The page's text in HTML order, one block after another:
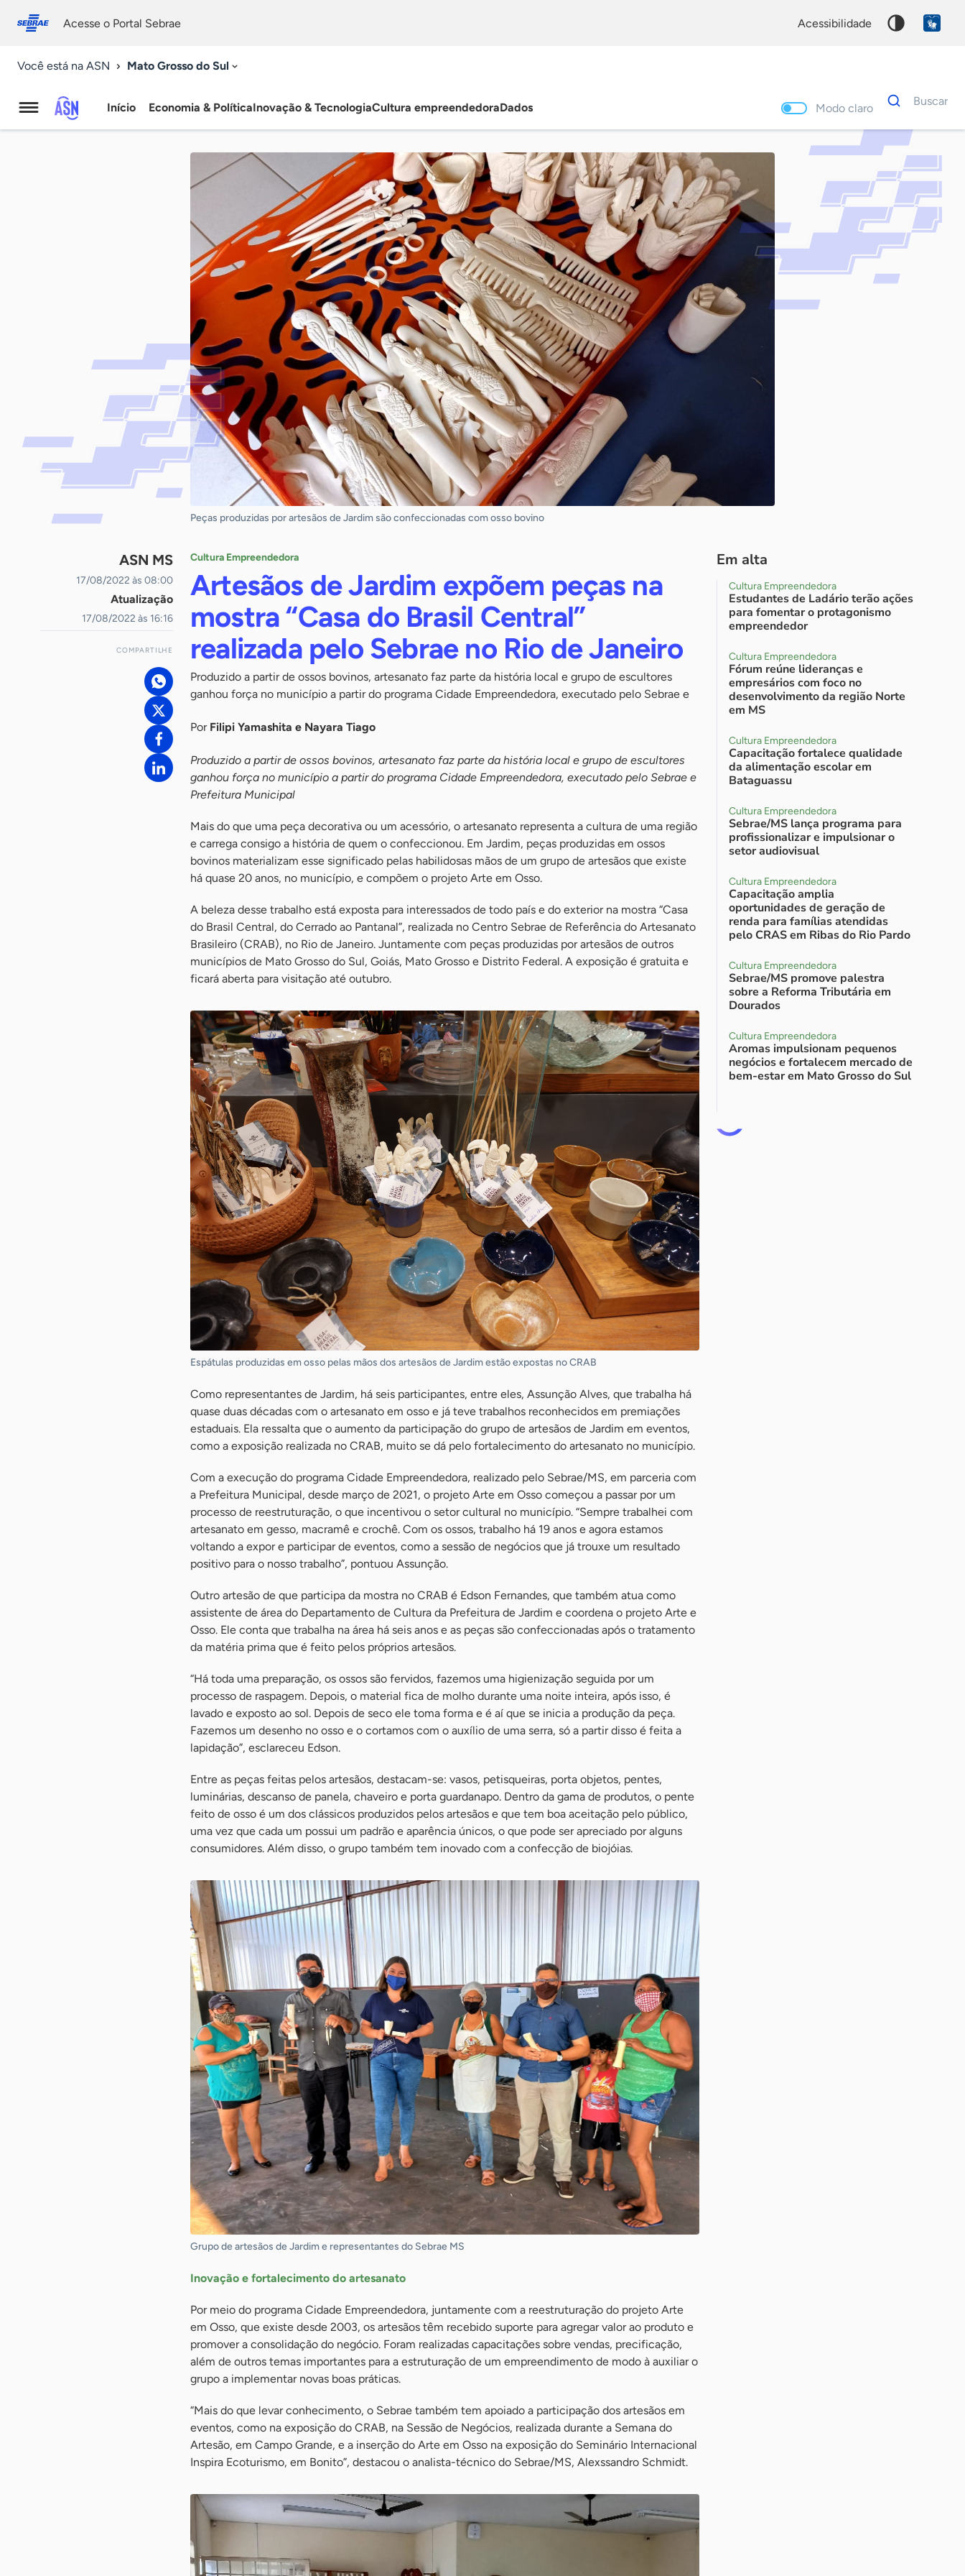
conosco
Acesse o Portal Sebrae acessibilidade
Você está na ASN Mato Grosso do Sul
Agência
Início Economia & PolíticaInovação & TecnologiaCultura empreendedoraDados Modo claro
Dados
para
Buscar
Palavra
chave
Peças produzidas por artesãos de Jardim são confeccionadas com osso bovino
ASN MS
17/08/2022 às 08:00
Atualização
17/08/2022 às 16:16
COMPARTILHE
Cultura Empreendedora
Artesãos de Jardim expõem peças na
mostra “Casa do Brasil Central”
realizada pelo Sebrae no Rio de Janeiro
Produzido a partir de ossos bovinos, artesanato faz parte da história local e grupo de escultores
ganhou força no município a partir do programa Cidade Empreendedora, executado pelo Sebrae e
Por Filipi Yamashita e Nayara Tiago
Produzido a partir de ossos bovinos, artesanato faz parte da história local e grupo de escultores
ganhou força no município a partir do programa Cidade Empreendedora, executado pelo Sebrae e
Prefeitura Municipal
Mais do que uma peça decorativa ou um acessório, o artesanato representa a cultura de uma região
e carrega consigo a história de quem o confeccionou. Em Jardim, peças produzidas em ossos
bovinos materializam esse significado pelas habilidosas mãos de um grupo de artesãos que existe
há quase 20 anos, no município, e compõem o projeto Arte em Osso.
A beleza desse trabalho está exposta para interessados de todo país e do exterior na mostra “Casa
do Brasil Central, do Cerrado ao Pantanal”, realizada no Centro Sebrae de Referência do Artesanato
Brasileiro (CRAB), no Rio de Janeiro. Juntamente com peças produzidas por artesãos de outros
municípios de Mato Grosso do Sul, Goiás, Mato Grosso e Distrito Federal. A exposição é gratuita e
ficará aberta para visitação até outubro.
Espátulas produzidas em osso pelas mãos dos artesãos de Jardim estão expostas no CRAB
Como representantes de Jardim, há seis participantes, entre eles, Assunção Alves, que trabalha há
quase duas décadas com o artesanato em osso e já teve trabalhos reconhecidos em premiações
estaduais. Ela ressalta que o aumento da participação do grupo de artesãos de Jardim em eventos,
como a exposição realizada no CRAB, muito se dá pelo fortalecimento do artesanato no município.
Com a execução do programa Cidade Empreendedora, realizado pelo Sebrae/MS, em parceria com
a Prefeitura Municipal, desde março de 2021, o projeto Arte em Osso começou a passar por um
processo de reestruturação, o que incentivou o setor cultural no município. “Sempre trabalhei com
artesanato em gesso, macramê e crochê. Com os ossos, trabalho há 19 anos e agora estamos
voltando a expor e participar de eventos, como a sessão de negócios que já trouxe um resultado
positivo para o nosso trabalho”, pontuou Assunção.
Outro artesão de que participa da mostra no CRAB é Edson Fernandes, que também atua como
assistente de área do Departamento de Cultura da Prefeitura de Jardim e coordena o projeto Arte e
Osso. Ele conta que trabalha na área há seis anos e as peças são confeccionadas após o tratamento
da matéria prima que é feito pelos próprios artesãos.
“Há toda uma preparação, os ossos são fervidos, fazemos uma higienização seguida por um
processo de raspagem. Depois, o material fica de molho durante uma noite inteira, após isso, é
lavado e exposto ao sol. Depois de seco ele toma forma e é aí que se inicia a produção da peça.
Fazemos um desenho no osso e o cortamos com o auxílio de uma serra, só a partir disso é feita a
lapidação”, esclareceu Edson.
Entre as peças feitas pelos artesãos, destacam-se: vasos, petisqueiras, porta objetos, pentes,
luminárias, descanso de panela, chaveiro e porta guardanapo. Dentro da gama de produtos, o pente
feito de osso é um dos clássicos produzidos pelos artesãos e que tem boa aceitação pelo público,
uma vez que cada um possui um padrão e aparência únicos, o que pode ser apreciado por alguns
consumidores. Além disso, o grupo também tem inovado com a confecção de biojóias.
Grupo de artesãos de Jardim e representantes do Sebrae MS
Inovação e fortalecimento do artesanato
Por meio do programa Cidade Empreendedora, juntamente com a reestruturação do projeto Arte
em Osso, que existe desde 2003, os artesãos têm recebido suporte para agregar valor ao produto e
promover a consolidação do negócio. Foram realizadas capacitações sobre vendas, precificação,
além de outros temas importantes para a estruturação de um empreendimento de modo à auxiliar o
grupo a implementar novas boas práticas.
“Mais do que levar conhecimento, o Sebrae também tem apoiado a participação dos artesãos em
eventos, como na exposição do CRAB, na Sessão de Negócios, realizada durante a Semana do
Artesão, em Campo Grande, e a inserção do Arte em Osso na exposição do Seminário Internacional
Inspira Ecoturismo, em Bonito”, destacou o analista-técnico do Sebrae/MS, Alexssandro Schmidt.
Em alta
Cultura Empreendedora
Estudantes de Ladário terão ações
para fomentar o protagonismo
empreendedor
Cultura Empreendedora
Fórum reúne lideranças e
empresários com foco no
desenvolvimento da região Norte
em MS
Cultura Empreendedora
Capacitação fortalece qualidade
da alimentação escolar em
Bataguassu
Cultura Empreendedora
Sebrae/MS lança programa para
profissionalizar e impulsionar o
setor audiovisual
Cultura Empreendedora
Capacitação amplia
oportunidades de geração de
renda para famílias atendidas
pelo CRAS em Ribas do Rio Pardo
Cultura Empreendedora
Sebrae/MS promove palestra
sobre a Reforma Tributária em
Dourados
Cultura Empreendedora
Aromas impulsionam pequenos
negócios e fortalecem mercado de
bem-estar em Mato Grosso do Sul